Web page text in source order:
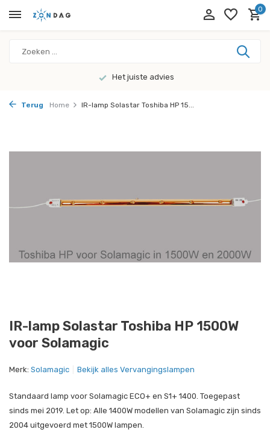
0
Het juiste advies
Terug Home IR-lamp Solastar Toshiba HP 15...
IR-lamp Solastar Toshiba HP 1500W
voor Solamagic
Merk: Solamagic Bekijk alles Vervangingslampen
Standaard lamp voor Solamagic ECO+ en S1+ 1400. Toegepast
sinds mei 2019. Let op: Alle 1400W modellen van Solamagic zijn sinds
2004 uitgevoerd met 1500W lampen.